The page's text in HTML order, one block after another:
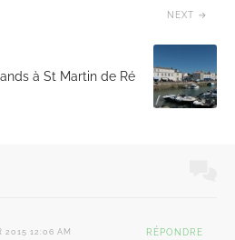
NEXT
à St Martin de Ré
2015 12:06 AM RÉPONDRE